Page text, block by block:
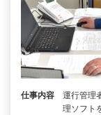
仕事内容
運行管理
理ソフト